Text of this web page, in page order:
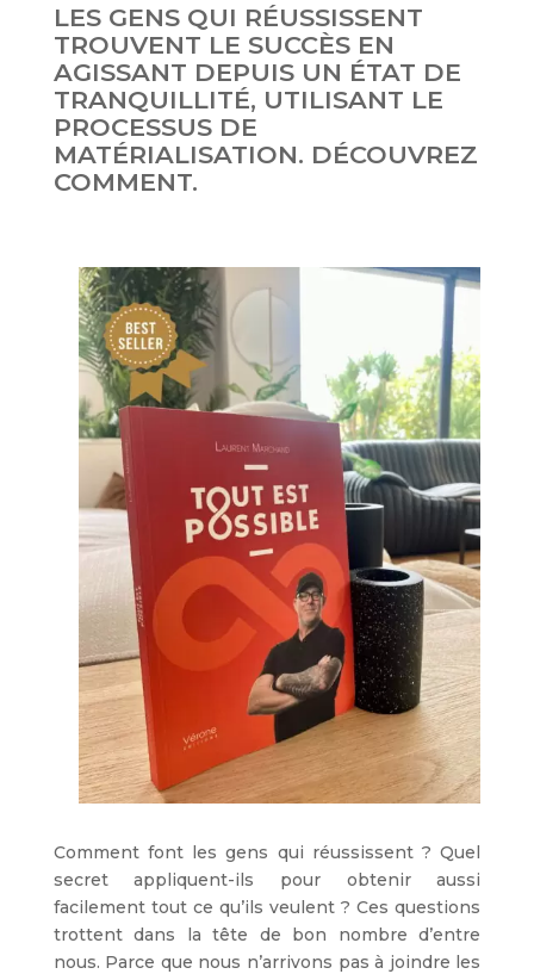
LES GENS QUI RÉUSSISSENT
TROUVENT LE SUCCÈS EN
AGISSANT DEPUIS UN ÉTAT DE
TRANQUILLITÉ, UTILISANT LE
PROCESSUS DE
MATÉRIALISATION. DÉCOUVREZ
COMMENT.
Comment font les gens qui réussissent ? Quel
secret appliquent-ils pour obtenir aussi
facilement tout ce qu’ils veulent ? Ces questions
trottent dans la tête de bon nombre d’entre
nous. Parce que nous n’arrivons pas à joindre les